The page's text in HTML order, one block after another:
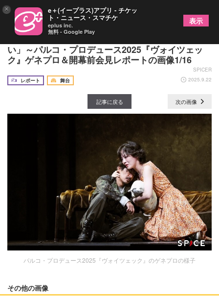
森田剛「人間に生まれたら、愛したいし、愛された
い」～パルコ・プロデュース2025『ヴォイツェッ
ク』ゲネプロ＆開幕前会見レポートの画像1/16
SPICER
レポート
舞台 2025.9.22
記事に戻る 次の画像
パルコ・プロデュース2025『ヴォイツェック』のゲネプロの様子
その他の画像
× e＋(イープラス)アプリ - チケッ
ト・ニュース・スマチケ
eplus inc.
無料 - Google Play
表示